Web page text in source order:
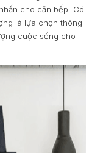
cho căn bếp. Có
là lựa chọn thông
cuộc sống cho